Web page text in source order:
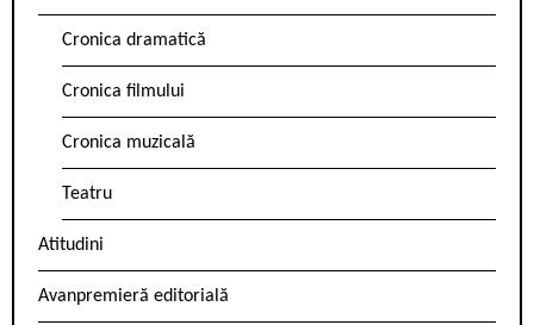
Cronica dramatică
Cronica filmului
Cronica muzicală
Teatru
Atitudini
Avanpremieră editorială